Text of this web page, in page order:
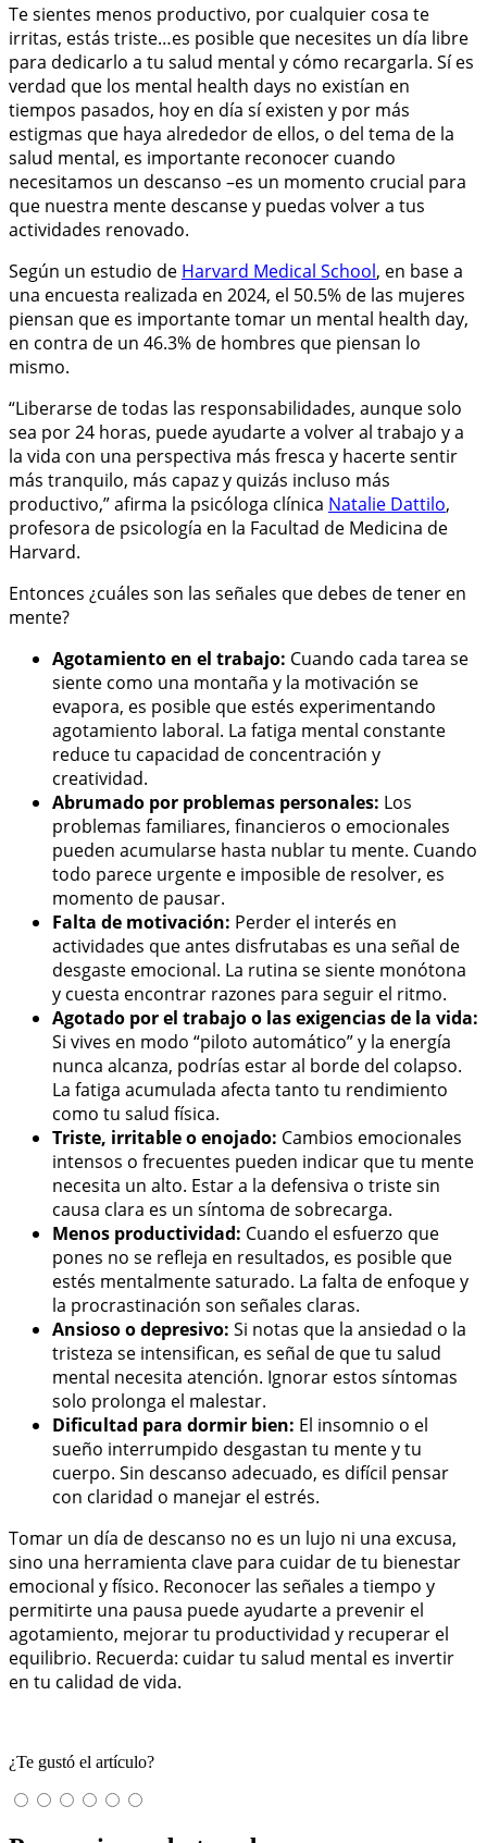
Te sientes menos productivo, por cualquier cosa te
irritas, estás triste…es posible que necesites un día libre
para dedicarlo a tu salud mental y cómo recargarla. Sí es
verdad que los mental health days no existían en
tiempos pasados, hoy en día sí existen y por más
estigmas que haya alrededor de ellos, o del tema de la
salud mental, es importante reconocer cuando
necesitamos un descanso –es un momento crucial para
que nuestra mente descanse y puedas volver a tus
actividades renovado.
Según un estudio de Harvard Medical School, en base a
una encuesta realizada en 2024, el 50.5% de las mujeres
piensan que es importante tomar un mental health day,
en contra de un 46.3% de hombres que piensan lo
mismo.
“Liberarse de todas las responsabilidades, aunque solo
sea por 24 horas, puede ayudarte a volver al trabajo y a
la vida con una perspectiva más fresca y hacerte sentir
más tranquilo, más capaz y quizás incluso más
productivo,” afirma la psicóloga clínica Natalie Dattilo,
profesora de psicología en la Facultad de Medicina de
Harvard.
Entonces ¿cuáles son las señales que debes de tener en
mente?
Agotamiento en el trabajo: Cuando cada tarea se
siente como una montaña y la motivación se
evapora, es posible que estés experimentando
agotamiento laboral. La fatiga mental constante
reduce tu capacidad de concentración y
creatividad.
Abrumado por problemas personales: Los
problemas familiares, financieros o emocionales
pueden acumularse hasta nublar tu mente. Cuando
todo parece urgente e imposible de resolver, es
momento de pausar.
Falta de motivación: Perder el interés en
actividades que antes disfrutabas es una señal de
desgaste emocional. La rutina se siente monótona
y cuesta encontrar razones para seguir el ritmo.
Agotado por el trabajo o las exigencias de la vida:
Si vives en modo “piloto automático” y la energía
nunca alcanza, podrías estar al borde del colapso.
La fatiga acumulada afecta tanto tu rendimiento
como tu salud física.
Triste, irritable o enojado: Cambios emocionales
intensos o frecuentes pueden indicar que tu mente
necesita un alto. Estar a la defensiva o triste sin
causa clara es un síntoma de sobrecarga.
Menos productividad: Cuando el esfuerzo que
pones no se refleja en resultados, es posible que
estés mentalmente saturado. La falta de enfoque y
la procrastinación son señales claras.
Ansioso o depresivo: Si notas que la ansiedad o la
tristeza se intensifican, es señal de que tu salud
mental necesita atención. Ignorar estos síntomas
solo prolonga el malestar.
Dificultad para dormir bien: El insomnio o el
sueño interrumpido desgastan tu mente y tu
cuerpo. Sin descanso adecuado, es difícil pensar
con claridad o manejar el estrés.
Tomar un día de descanso no es un lujo ni una excusa,
sino una herramienta clave para cuidar de tu bienestar
emocional y físico. Reconocer las señales a tiempo y
permitirte una pausa puede ayudarte a prevenir el
agotamiento, mejorar tu productividad y recuperar el
equilibrio. Recuerda: cuidar tu salud mental es invertir
en tu calidad de vida.
¿Te gustó el artículo?